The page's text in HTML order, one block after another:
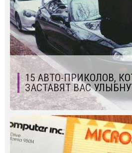
15 АВТО-ПРИКОЛОВ,
ЗАСТАВЯТ ВАС